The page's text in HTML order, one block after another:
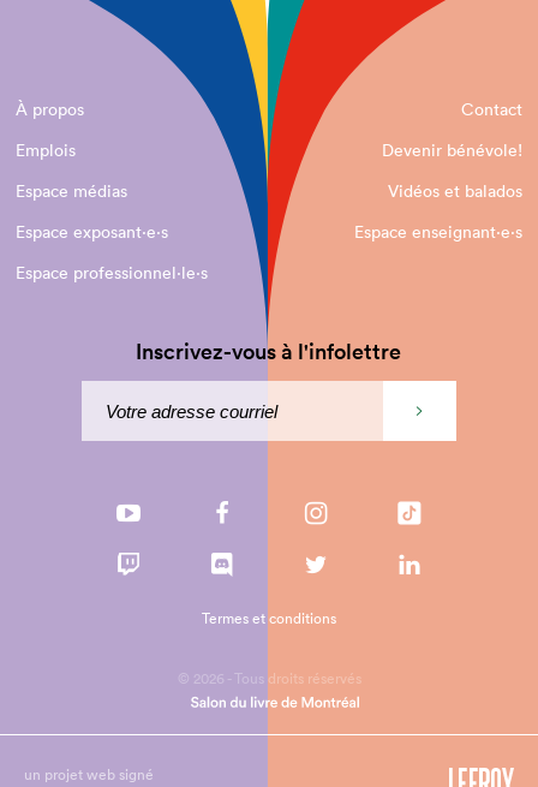
À propos
Contact
Emplois
Devenir bénévole!
Espace médias
Vidéos et balados
Espace exposant·e⋅s
Espace enseignant·e⋅s
Espace professionnel·le⋅s
Inscrivez-vous à l'infolettre
© 2026 - Tous droits réservés
Termes et conditions
un projet web signé